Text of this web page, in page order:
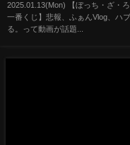
2025.01.13(Mon) 【ぼっち・ざ・ろ
一番くじ】悲報、ふぁんVlog、ハ
る。って動画が話題...